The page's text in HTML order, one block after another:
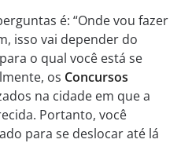
é: “Onde vou fazer
isso vai depender do
o qual você está se
os Concursos
na cidade em que a
Portanto, você
para se deslocar até lá